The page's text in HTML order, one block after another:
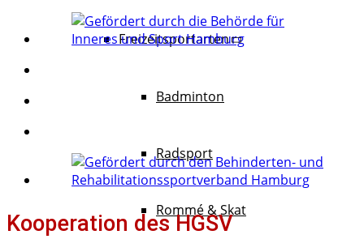
Freizeitsportarten
Badminton
Radsport
Rommé & Skat
Kooperation des HGSV